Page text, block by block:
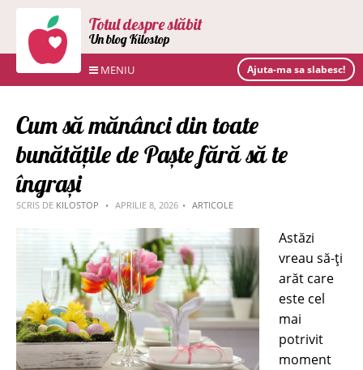
Totul despre slăbit
Un blog Kilostop
MENIU Ajuta-ma sa slabesc!
Cum să mănânci din toate
bunătățile de Paște fără să te
îngrași
SCRIS DE KILOSTOP APRILIE 8, 2026 ARTICOLE
Astăzi
vreau să-ți
arăt care
este cel
mai
potrivit
moment